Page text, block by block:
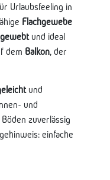
Urlaubsfeeling in
Flachgewebe
und ideal
dem Balkon, der
und
und
zuverlässig
einfache